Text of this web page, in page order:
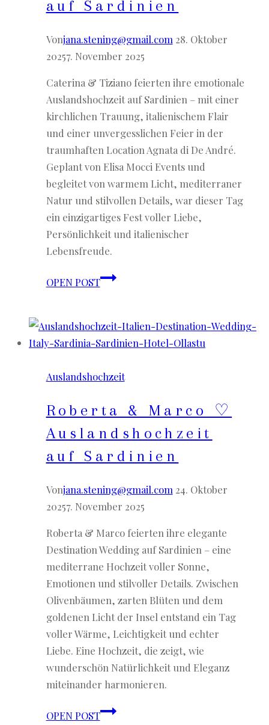
auf Sardinien
Vonjana.stening@gmail.com 28. Oktober
20257. November 2025
Caterina & Tiziano feierten ihre emotionale
Auslandshochzeit auf Sardinien – mit einer
kirchlichen Trauung, italienischem Flair
und einer unvergesslichen Feier in der
traumhaften Location Agnata di De André.
Geplant von Elisa Mocci Events und
begleitet von warmem Licht, mediterraner
Natur und stilvollen Details, war dieser Tag
ein einzigartiges Fest voller Liebe,
Persönlichkeit und italienischer
Lebensfreude.
OPEN POSTCaterina
♡
Auslandshochzeit
Sardinien
Auslandshochzeit
Roberta & Marco ♡
Auslandshochzeit
auf Sardinien
Vonjana.stening@gmail.com 24. Oktober
20257. November 2025
Roberta & Marco feierten ihre elegante
Destination Wedding auf Sardinien – eine
mediterrane Hochzeit voller Sonne,
Emotionen und stilvoller Details. Zwischen
Olivenbäumen, zarten Blüten und dem
goldenen Licht der Insel entstand ein Tag
voller Wärme, Leichtigkeit und echter
Liebe. Eine Hochzeit, die zeigt, wie
wunderschön Natürlichkeit und Eleganz
miteinander harmonieren.
OPEN POSTRoberta